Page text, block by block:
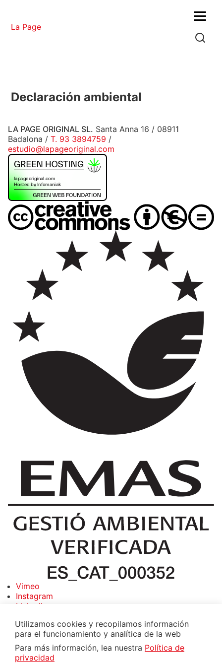
La Page
Menu
Declaración ambiental
LA PAGE ORIGINAL SL. Santa Anna 16 / 08911
Badalona / T. 93 3894759 /
estudio@lapageoriginal.com
Vimeo
Instagram
Linkedin
Utilizamos cookies y recopilamos información
para el funcionamiento y analítica de la web
Para más información, lea nuestra Política de
privacidad